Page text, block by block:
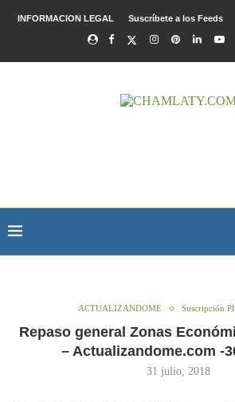
INFORMACION LEGAL Suscríbete a los Feeds
ACTUALIZANDOME Suscripción
Repaso general Zonas
– Actualizandome.com -
31 julio, 2018